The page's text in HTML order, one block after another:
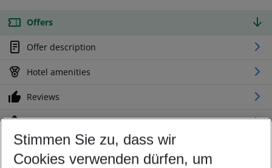
Offers
Offer description
Hotel amenities
Reviews
Location
Customize your offer
Stimmen Sie zu, dass wir
Cookies verwenden dürfen, um